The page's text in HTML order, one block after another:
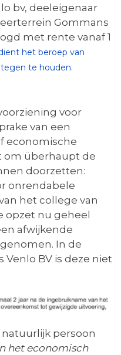
bv, deeleigenaar
Gommans
met rente vanaf 1
het beroep van
te houden.
voor
van een
economische
om überhaupt de
doorzetten:
onrendabele
het college van
opzet nu geheel
afwijkende
In de
Venlo BV is deze niet
natuurlijk persoon
het economisch